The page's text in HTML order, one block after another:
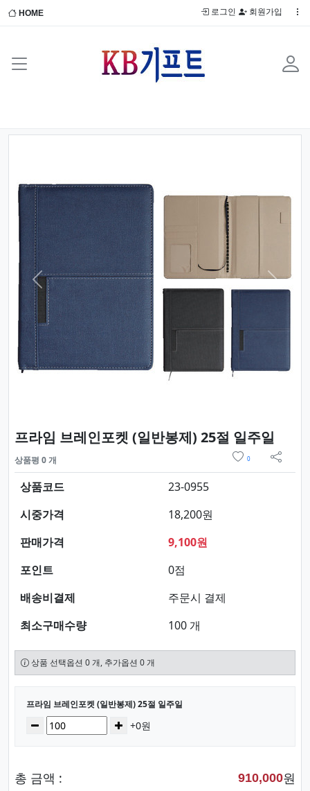
HOME 로그인 회원가입
Previous Next
프라임 브레인포켓 (일반봉제) 25절 일주일
상품평 0 개 0
sns 공
상품코드
23-0955
시중가격
18,200원
판매가격
9,100원
포인트
0점
배송비결제
주문시 결제
최소구매수량
100 개
상품 선택옵션 0 개, 추가옵션 0 개
선택된 옵션
프라임 브레인포켓 (일반봉제) 25절 일주일
수량감소 증가+0원
총 금액 : 910,000원